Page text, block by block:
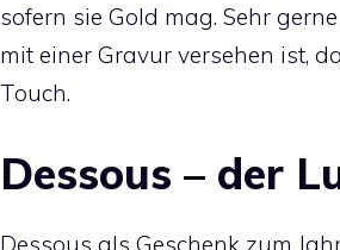
sofern sie Gold mag. Sehr
mit einer Gravur versehen ist,
Touch.
Dessous – der
Dessous als Geschenk zum